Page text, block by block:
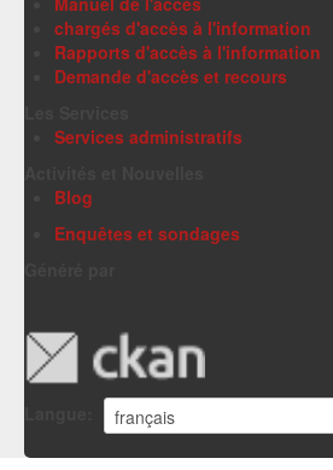
chargés d'accès à l'information
Rapports d'accès à l'information
Demande d'accès et recours
Services administratifs
Blog
Enquêtes et sondages